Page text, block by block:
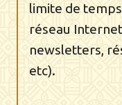
limite de
réseau
newsletters,
etc).